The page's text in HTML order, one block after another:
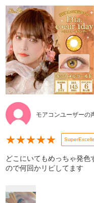
モアコンユーザーの
★★★★★
どこにいてもめっちゃ発
ので何回かリピしてます